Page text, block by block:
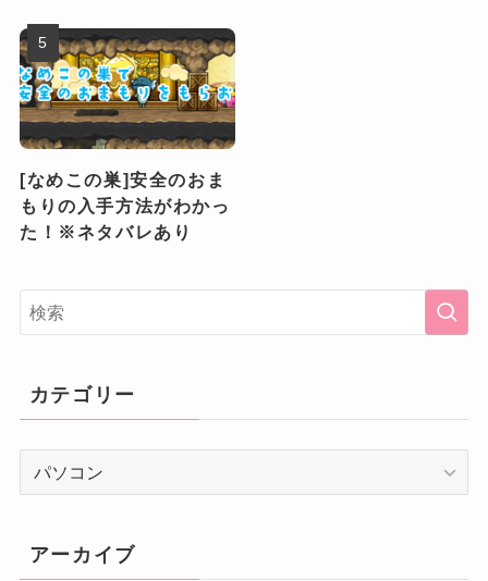
[なめこの巣]安全のおま
もりの入手方法がわかっ
た！※ネタバレあり
カテゴリー
リ
ー
アーカイブ